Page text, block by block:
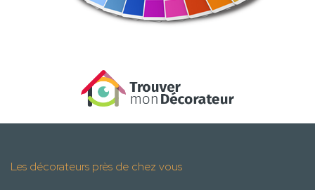
Les décorateurs près de chez vous